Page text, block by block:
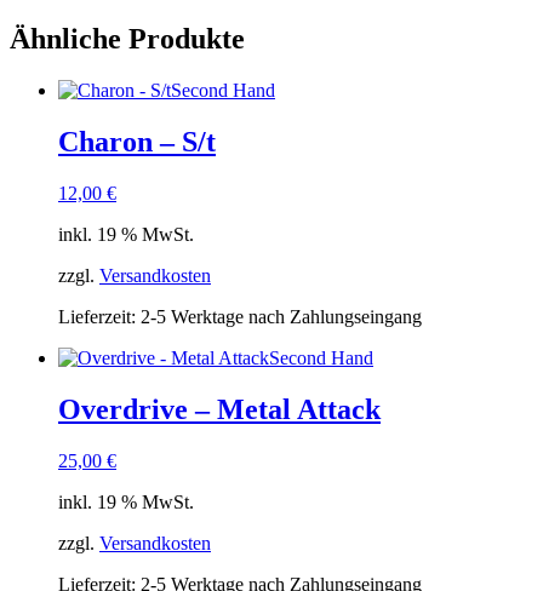
Ähnliche Produkte
Second Hand
Charon – S/t
12,00 €
inkl. 19 % MwSt.
zzgl. Versandkosten
Lieferzeit: 2-5 Werktage nach Zahlungseingang
Second Hand
Overdrive – Metal Attack
25,00 €
inkl. 19 % MwSt.
zzgl. Versandkosten
Lieferzeit: 2-5 Werktage nach Zahlungseingang